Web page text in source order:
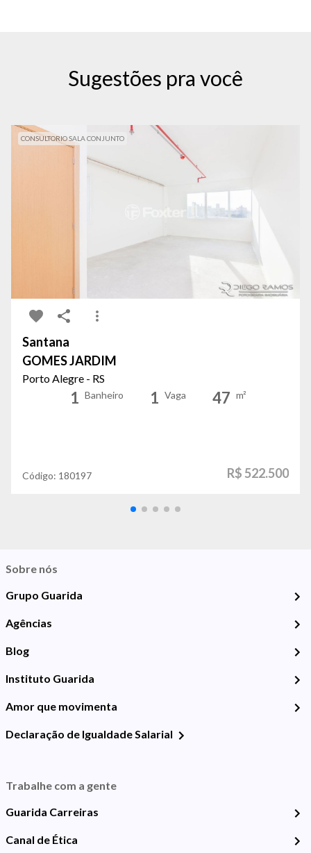
Sugestões pra você
CONSULTORIO SALA CONJUNTO
Santana
GOMES JARDIM
Porto Alegre - RS
1 Banheiro 1 Vaga 47 m²
Código: 180197 R$ 522.500
Sobre nós
Grupo Guarida
Agências
Blog
Instituto Guarida
Amor que movimenta
Declaração de Igualdade Salarial
Trabalhe com a gente
Guarida Carreiras
Canal de Ética